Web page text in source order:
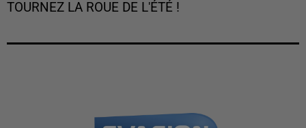
TOURNEZ LA ROUE DE L'ÉTÉ !